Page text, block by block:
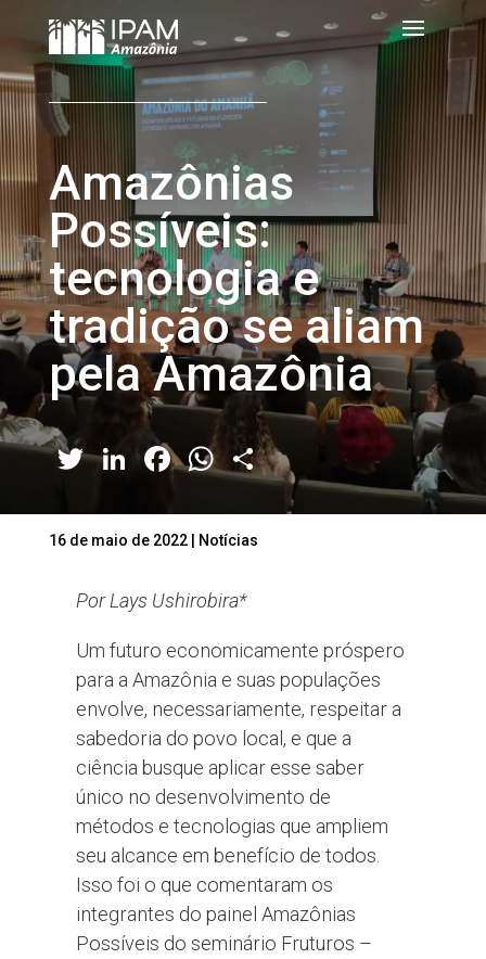
Amazônias
Possíveis:
tecnologia e
tradição se aliam
pela Amazônia
Twitter
LinkedIn
Facebook
WhatsApp
Share
16 de maio de 2022| Notícias
Por Lays Ushirobira*
Um futuro economicamente próspero
para a Amazônia e suas populações
envolve, necessariamente, respeitar a
sabedoria do povo local, e que a
ciência busque aplicar esse saber
único no desenvolvimento de
métodos e tecnologias que ampliem
seu alcance em benefício de todos.
Isso foi o que comentaram os
integrantes do painel Amazônias
Possíveis do seminário Fruturos –